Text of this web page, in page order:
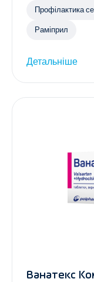
Профілактика
Раміприл
Детальніше
Ванатекс